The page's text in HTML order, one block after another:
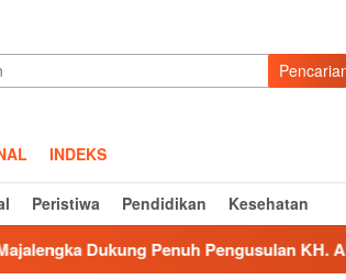
INDEKS
Peristiwa Pendidikan Kesehatan
KH. Abbas Abdul Jamil